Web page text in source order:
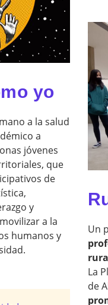
yo
a la salud
a
jóvenes
que
de
y
a la
humanos y
Un
La
de